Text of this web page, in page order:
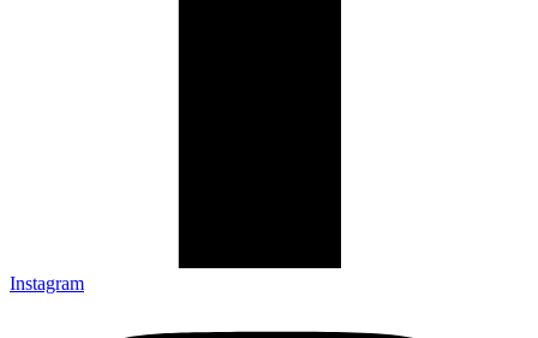
Instagram